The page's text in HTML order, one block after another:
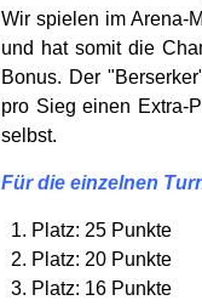
Wir spielen im Arena-
und hat somit die
Bonus. Der
pro Sieg einen Extra-
selbst.
Für die einzelnen
1. Platz: 25 Punkte
2. Platz: 20 Punkte
3. Platz: 16 Punkte